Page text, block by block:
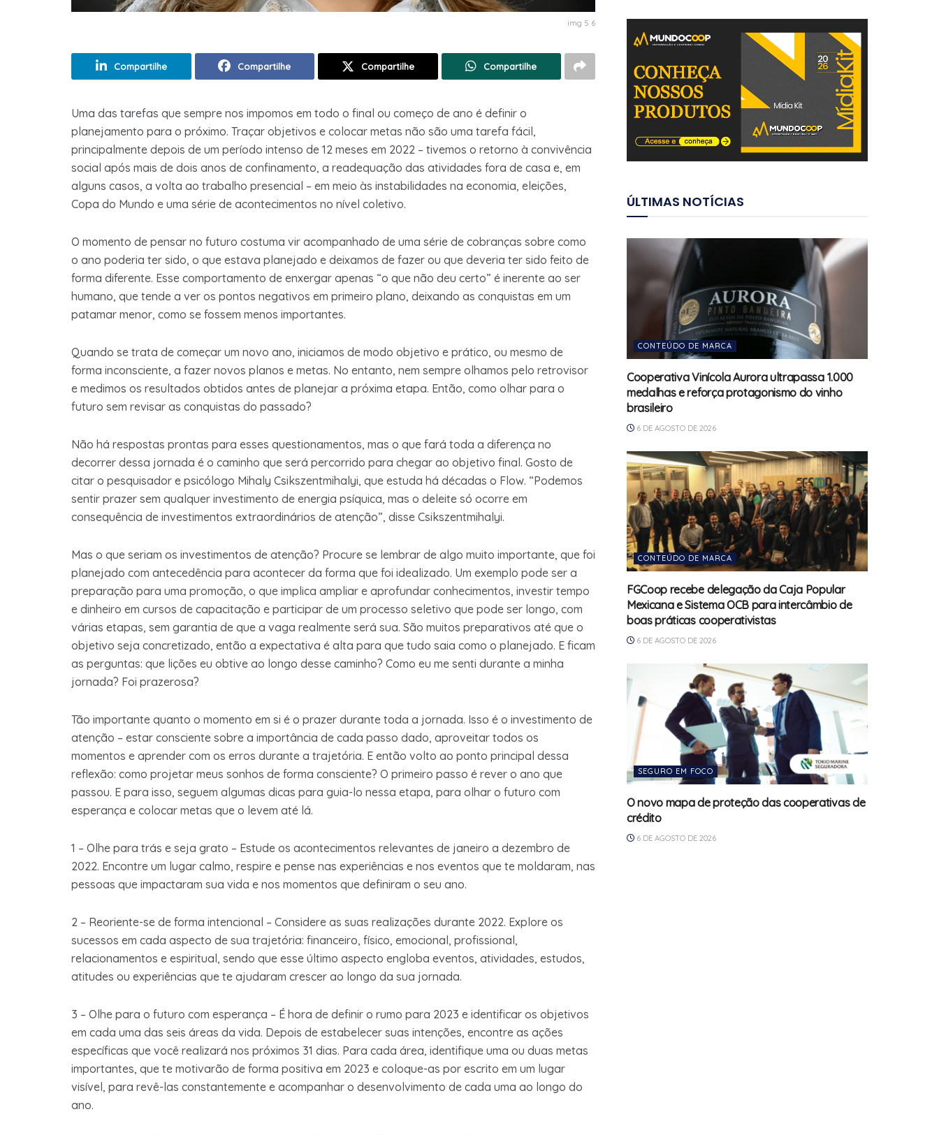
img 5 6
Compartilhe Compartilhe Compartilhe Compartilhe
Uma das tarefas que sempre nos impomos em todo o final ou começo de ano é definir o
planejamento para o próximo. Traçar objetivos e colocar metas não são uma tarefa fácil,
principalmente depois de um período intenso de 12 meses em 2022 – tivemos o retorno à convivência
social após mais de dois anos de confinamento, a readequação das atividades fora de casa e, em
alguns casos, a volta ao trabalho presencial – em meio às instabilidades na economia, eleições,
Copa do Mundo e uma série de acontecimentos no nível coletivo.
O momento de pensar no futuro costuma vir acompanhado de uma série de cobranças sobre como
o ano poderia ter sido, o que estava planejado e deixamos de fazer ou que deveria ter sido feito de
forma diferente. Esse comportamento de enxergar apenas “o que não deu certo” é inerente ao ser
humano, que tende a ver os pontos negativos em primeiro plano, deixando as conquistas em um
patamar menor, como se fossem menos importantes.
Quando se trata de começar um novo ano, iniciamos de modo objetivo e prático, ou mesmo de
forma inconsciente, a fazer novos planos e metas. No entanto, nem sempre olhamos pelo retrovisor
e medimos os resultados obtidos antes de planejar a próxima etapa. Então, como olhar para o
futuro sem revisar as conquistas do passado?
Não há respostas prontas para esses questionamentos, mas o que fará toda a diferença no
decorrer dessa jornada é o caminho que será percorrido para chegar ao objetivo final. Gosto de
citar o pesquisador e psicólogo Mihaly Csikszentmihalyi, que estuda há décadas o Flow. “Podemos
sentir prazer sem qualquer investimento de energia psíquica, mas o deleite só ocorre em
consequência de investimentos extraordinários de atenção”, disse Csikszentmihalyi.
Mas o que seriam os investimentos de atenção? Procure se lembrar de algo muito importante, que foi
planejado com antecedência para acontecer da forma que foi idealizado. Um exemplo pode ser a
preparação para uma promoção, o que implica ampliar e aprofundar conhecimentos, investir tempo
e dinheiro em cursos de capacitação e participar de um processo seletivo que pode ser longo, com
várias etapas, sem garantia de que a vaga realmente será sua. São muitos preparativos até que o
objetivo seja concretizado, então a expectativa é alta para que tudo saia como o planejado. E ficam
as perguntas: que lições eu obtive ao longo desse caminho? Como eu me senti durante a minha
jornada? Foi prazerosa?
Tão importante quanto o momento em si é o prazer durante toda a jornada. Isso é o investimento de
atenção – estar consciente sobre a importância de cada passo dado, aproveitar todos os
momentos e aprender com os erros durante a trajetória. E então volto ao ponto principal dessa
reflexão: como projetar meus sonhos de forma consciente? O primeiro passo é rever o ano que
passou. E para isso, seguem algumas dicas para guia-lo nessa etapa, para olhar o futuro com
esperança e colocar metas que o levem até lá.
1 – Olhe para trás e seja grato – Estude os acontecimentos relevantes de janeiro a dezembro de
2022. Encontre um lugar calmo, respire e pense nas experiências e nos eventos que te moldaram, nas
pessoas que impactaram sua vida e nos momentos que definiram o seu ano.
2 – Reoriente-se de forma intencional – Considere as suas realizações durante 2022. Explore os
sucessos em cada aspecto de sua trajetória: financeiro, físico, emocional, profissional,
relacionamentos e espiritual, sendo que esse último aspecto engloba eventos, atividades, estudos,
atitudes ou experiências que te ajudaram crescer ao longo da sua jornada.
3 – Olhe para o futuro com esperança – É hora de definir o rumo para 2023 e identificar os objetivos
em cada uma das seis áreas da vida. Depois de estabelecer suas intenções, encontre as ações
específicas que você realizará nos próximos 31 dias. Para cada área, identifique uma ou duas metas
importantes, que te motivarão de forma positiva em 2023 e coloque-as por escrito em um lugar
visível, para revê-las constantemente e acompanhar o desenvolvimento de cada uma ao longo do
ano.
ÚLTIMAS NOTÍCIAS
CONTEÚDO DE MARCA
Cooperativa Vinícola Aurora ultrapassa 1.000
medalhas e reforça protagonismo do vinho
brasileiro
6 DE AGOSTO DE 2026
CONTEÚDO DE MARCA
FGCoop recebe delegação da Caja Popular
Mexicana e Sistema OCB para intercâmbio de
boas práticas cooperativistas
6 DE AGOSTO DE 2026
SEGURO EM FOCO
O novo mapa de proteção das cooperativas de
crédito
6 DE AGOSTO DE 2026